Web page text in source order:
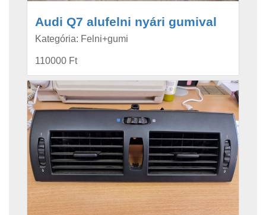
Audi Q7 alufelni nyári gumival
Kategória: Felni+gumi
110000 Ft